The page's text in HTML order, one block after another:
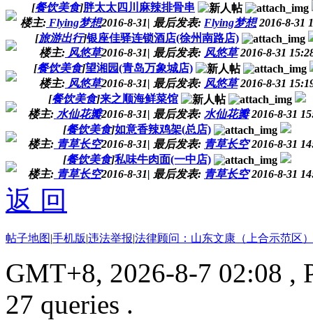
[餐饮美食]胖太太四川麻辣排骨串
楼主: Flying梦想2016-8-31| 最后发表: Flying梦想2016-8-31
[旅游出行]银座佳驿连锁酒店(徐州南路店)
楼主: 风悠草2016-8-31| 最后发表: 风悠草2016-8-31
[餐饮美食]望湘园(青岛万象城店)
楼主: 风悠草2016-8-31| 最后发表: 风悠草2016-8-31
[餐饮美食]来之顺海鲜菜馆
楼主: 水仙花瓣2016-8-31| 最后发表: 水仙花瓣2016-8-31
[餐饮美食]如意香辣鸡架(总店)
楼主: 青草长空2016-8-31| 最后发表: 青草长空2016-8-31
[餐饮美食]私味牛肉面(一中店)
楼主: 青草长空2016-8-31| 最后发表: 青草长空2016-8-31
返 回
帖子地图|手机版|违法举报|法律顾问：山东文康（上合示范区
GMT+8, 2026-8-7 02:08 ,
27 queries .